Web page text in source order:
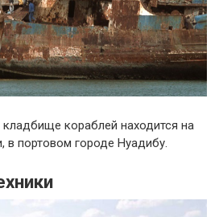
кораблей находится на
в портовом городе Нуадибу.